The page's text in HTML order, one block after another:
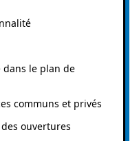
dans le plan de
communs et privés
ouvertures